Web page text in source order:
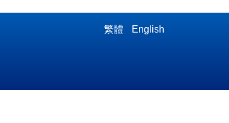
繁體 English